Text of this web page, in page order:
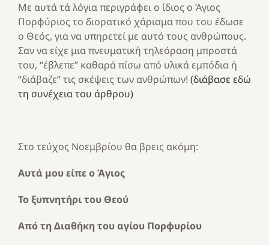
Με αυτά τά λόγια περιγράφει ο ίδιος ο Άγιος
Πορφύριος το διορατικό χάρισμα που του έδωσε
ο Θεός, για να υπηρετεί με αυτό τους ανθρώπους.
Σαν να είχε μια πνευματική τηλεόραση μπροστά
του, “έβλεπε” καθαρά πίσω από υλικά εμπόδια ή
“διάβαζε” τις σκέψεις των ανθρώπων! (διάβασε εδώ
τη συνέχεια του άρθρου)
Στο τεύχος Νοεμβρίου θα βρεις ακόμη:
Αυτά μου είπε ο Άγιος
Το ξυπνητήρι του Θεού
Από τη Διαθήκη του αγίου Πορφυρίου